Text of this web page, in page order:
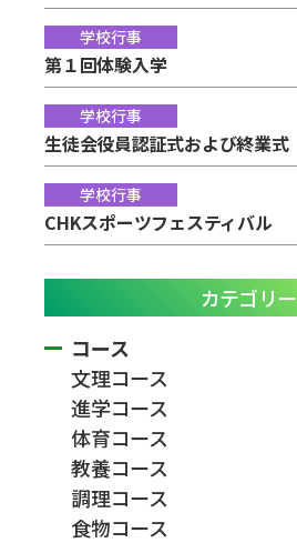
学校行事
第１回体験入学
学校行事
生徒会役員認証式および終業式
学校行事
CHKスポーツフェスティバル
カテゴリー
コース
文理コース
進学コース
体育コース
教養コース
調理コース
食物コース